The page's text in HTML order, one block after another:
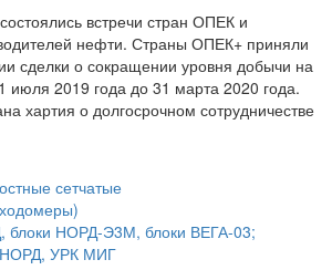
встречи стран ОПЕК и
нефти. Страны ОПЕК+ приняли
сделки о сокращении уровня добычи на
июля 2019 года до 31 марта 2020 года.
хартия о долгосрочном сотрудничестве
сетчатые
блоки НОРД-Э3М, блоки ВЕГА-03;
НОРД, УРК МИГ